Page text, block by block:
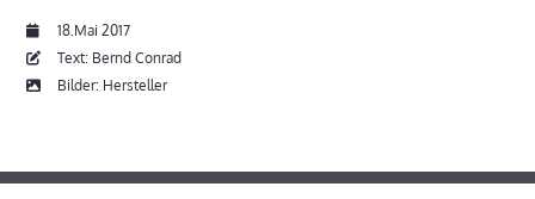
18.Mai 2017
Text: Bernd Conrad
Bilder: Hersteller